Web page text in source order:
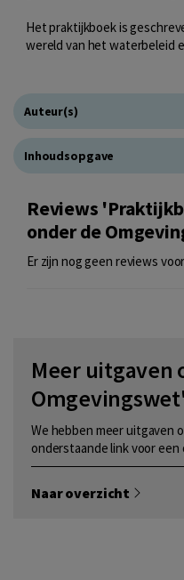
Het praktijkboek is
wereld van het waterbeleid
Auteur(s)
Inhoudsopgave
Reviews
onder de
Er zijn nog geen reviews
Meer uitgaven
Omgevingswet'
We hebben meer uitgaven
onderstaande link voor een
Naar overzicht